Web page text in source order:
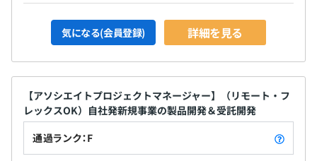
気になる(会員登録) 詳細を見る
【アソシエイトプロジェクトマネージャー】（リモート・フ
レックスOK）自社発新規事業の製品開発＆受託開発
通過ランク：F